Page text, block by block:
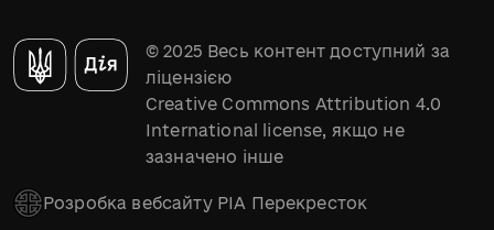
© 2025 Весь контент доступний за
ліцензією
Creative Commons Attribution 4.0
International license, якщо не
зазначено інше
Розробка вебсайту РІА Перекресток